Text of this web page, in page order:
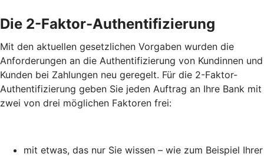
Die 2-Faktor-Authentifizierung
Mit den aktuellen gesetzlichen Vorgaben wurden die
Anforderungen an die Authentifizierung von Kundinnen und
Kunden bei Zahlungen neu geregelt. Für die 2-Faktor-
Authentifizierung geben Sie jeden Auftrag an Ihre Bank mit
zwei von drei möglichen Faktoren frei:
mit etwas, das nur Sie wissen – wie zum Beispiel Ihrer